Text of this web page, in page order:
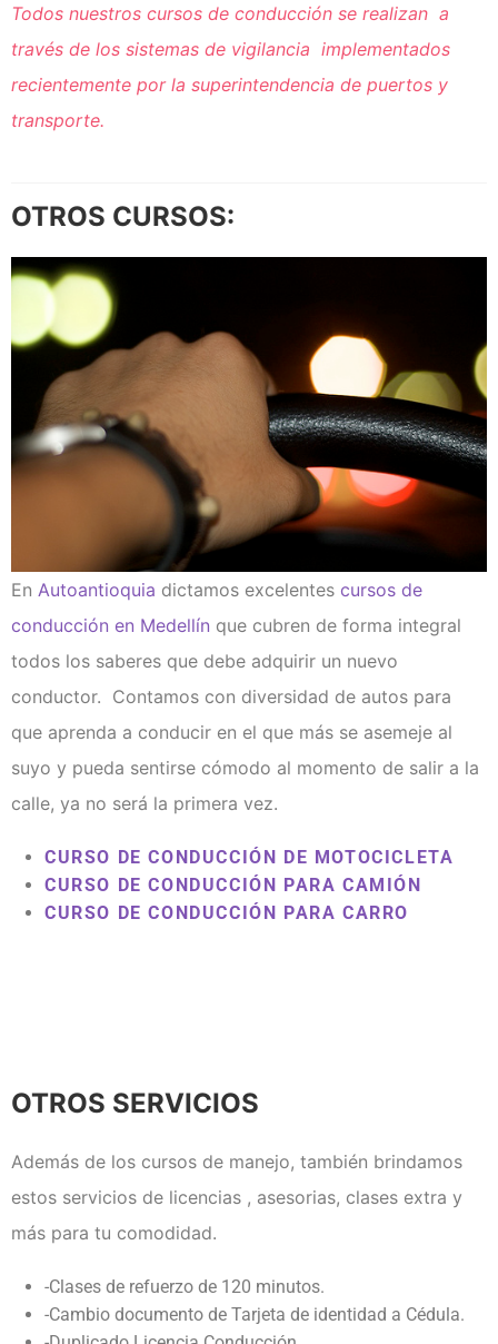
Todos nuestros cursos de conducción se realizan a
través de los sistemas de vigilancia implementados
recientemente por la superintendencia de puertos y
transporte.
OTROS CURSOS:
En Autoantioquia dictamos excelentes cursos de
conducción en Medellín que cubren de forma integral
todos los saberes que debe adquirir un nuevo
conductor. Contamos con diversidad de autos para
que aprenda a conducir en el que más se asemeje al
suyo y pueda sentirse cómodo al momento de salir a la
calle, ya no será la primera vez.
CURSO DE CONDUCCIÓN DE MOTOCICLETA
CURSO DE CONDUCCIÓN PARA CAMIÓN
CURSO DE CONDUCCIÓN PARA CARRO
OTROS SERVICIOS
Además de los cursos de manejo, también brindamos
estos servicios de licencias , asesorias, clases extra y
más para tu comodidad.
-Clases de refuerzo de 120 minutos.
-Cambio documento de Tarjeta de identidad a Cédula.